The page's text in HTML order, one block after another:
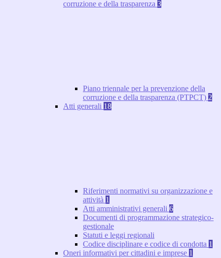
corruzione e della trasparenza 3
Piano triennale per la prevenzione della
corruzione e della trasparenza (PTPCT) 2
Atti generali 18
Riferimenti normativi su organizzazione e
attività 1
Atti amministrativi generali 6
Documenti di programmazione strategico-
gestionale
Statuti e leggi regionali
Codice disciplinare e codice di condotta 1
Oneri informativi per cittadini e imprese 1